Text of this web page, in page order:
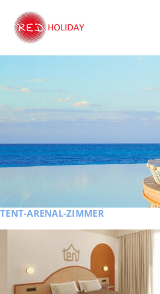
TENT-ARENAL-ZIMMER